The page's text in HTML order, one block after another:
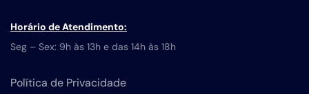
Horário de Atendimento:
Seg – Sex: 9h às 13h e das 14h às 18h
Política de Privacidade